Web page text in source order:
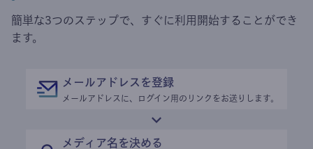
簡単な3つのステップで、すぐに利用開始することができ
ます。
メールアドレスを登録
メールアドレスに、ログイン用のリンクをお送りします。
メディア名を決める